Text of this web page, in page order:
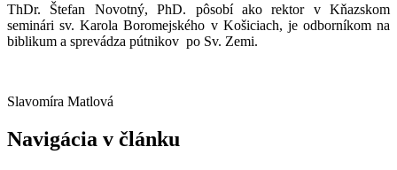
ThDr. Štefan Novotný, PhD. pôsobí ako rektor v Kňazskom
seminári sv. Karola Boromejského v Košiciach, je odborníkom na
biblikum a sprevádza pútnikov po Sv. Zemi.
Slavomíra Matlová
Navigácia v článku